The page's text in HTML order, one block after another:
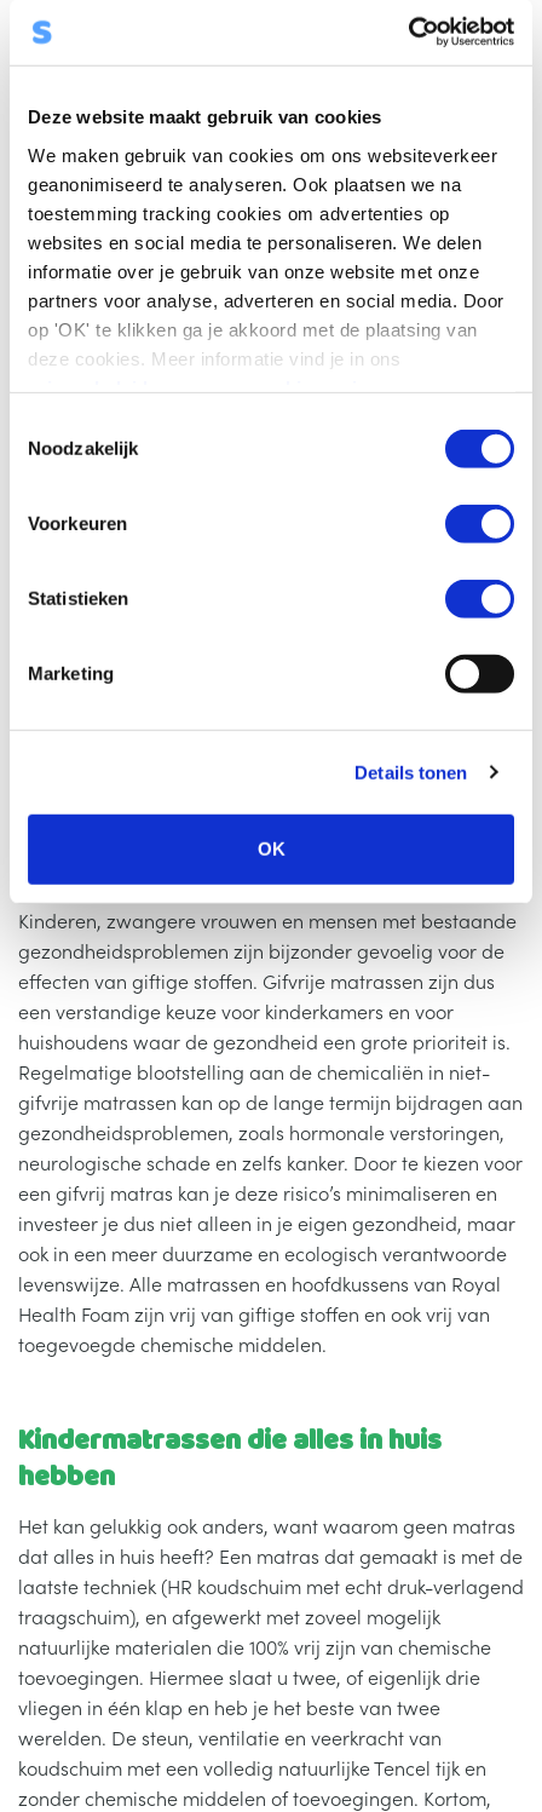
Deze website maakt gebruik van cookies
We maken gebruik van cookies om ons websiteverkeer
geanonimiseerd te analyseren. Ook plaatsen we na
toestemming tracking cookies om advertenties op
websites en social media te personaliseren. We delen
informatie over je gebruik van onze website met onze
partners voor analyse, adverteren en social media. Door
op 'OK' te klikken ga je akkoord met de plaatsing van
deze cookies. Meer informatie vind je in ons
Noodzakelijk
Voorkeuren
Statistieken
Marketing
Details tonen
OK
ook beter vocht op en worden niet statisch waardoor het
geen stof aantrekt.
Matrassen en brandveiligheid
Om aan brandveiligheidsnormen te voldoen worden
matrasproducenten verplicht ervoor te zorgen dat hun
matrassen brandveilig zijn. Hierdoor worden veel
matrassen behandeld met chemische brandvertragers
op basis van broom. Weet u wat het hoofdbestandsdeel
van rattengif is? Broom! Van brandvertragers met broom
is het bekend dat deze effecten op de ontwikkeling van
Polychromeerde difenylethers (PBDE’s) en andere
chemicaliën worden in verband gebracht met hormonale
koudschuim matrassen is dit niet nodig omdat
chemische toevoegingen nodig heeft. In sommige
landen, zoals in Engeland, is de wet nog strenger en
brandvertragers. Als je daar een matras koopt, ongeacht
chemische stoffen in.
Gezondheid van kinderen en gevoelige
mensen
Kinderen, zwangere vrouwen en mensen met bestaande
gezondheidsproblemen zijn bijzonder gevoelig voor de
effecten van giftige stoffen. Gifvrije matrassen zijn dus
een verstandige keuze voor kinderkamers en voor
huishoudens waar de gezondheid een grote prioriteit is.
Regelmatige blootstelling aan de chemicaliën in niet-
gifvrije matrassen kan op de lange termijn bijdragen aan
gezondheidsproblemen, zoals hormonale verstoringen,
neurologische schade en zelfs kanker. Door te kiezen voor
een gifvrij matras kan je deze risico’s minimaliseren en
investeer je dus niet alleen in je eigen gezondheid, maar
ook in een meer duurzame en ecologisch verantwoorde
levenswijze. Alle matrassen en hoofdkussens van Royal
Health Foam zijn vrij van giftige stoffen en ook vrij van
toegevoegde chemische middelen.
Kindermatrassen die alles in huis
hebben
Het kan gelukkig ook anders, want waarom geen matras
dat alles in huis heeft? Een matras dat gemaakt is met de
laatste techniek (HR koudschuim met echt druk-verlagend
traagschuim), en afgewerkt met zoveel mogelijk
natuurlijke materialen die 100% vrij zijn van chemische
toevoegingen. Hiermee slaat u twee, of eigenlijk drie
vliegen in één klap en heb je het beste van twee
werelden. De steun, ventilatie en veerkracht van
koudschuim met een volledig natuurlijke Tencel tijk en
zonder chemische middelen of toevoegingen. Kortom,